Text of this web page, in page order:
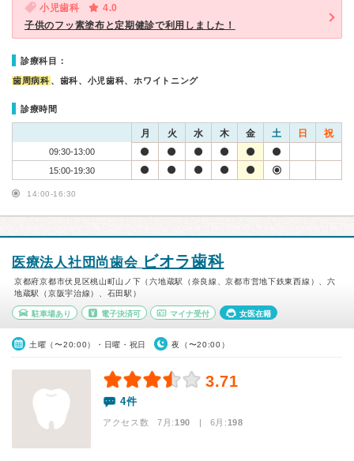
小児歯科
4.0
子供のフッ素塗布と定期健診で利用しました！
診療科目：
歯周病科 、歯科、小児歯科、ホワイトニング
診療時間
月 火 水 木 金 土 日 祝
09:30-13:00
15:00-19:30
14:00-16:30
医療法人社団尚歯会 ビオラ歯科
京都府京都市伏見区桃山町山ノ下（六地蔵駅（奈良線、京都市営地下鉄東西線）、六
地蔵駅（京阪宇治線）、石田駅）
駐車場あり 電子決済可 マイナ受付 女医在籍
土曜（〜20:00）・日曜・祝日 夜（〜20:00）
3.71
4件
アクセス数 7月:190 | 6月:198